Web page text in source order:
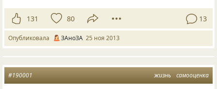
131 80 13
Опубликовала ЗАноЗА 25 ноя 2013
жизнь самооценка
#190001